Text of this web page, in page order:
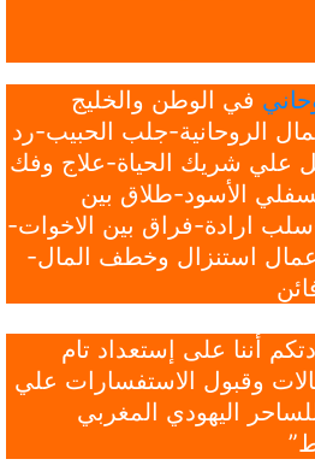
في الوطن والخليج
الروحانية-جلب الحبيب-رد
علي شريك الحياة-علاج وفك
الأسود-طلاق بين
ارادة-فراق بين الاخوات-
استنزال وخطف المال-
أننا على إستعداد تام
وقبول الاستفسارات علي
اليهودي المغربي